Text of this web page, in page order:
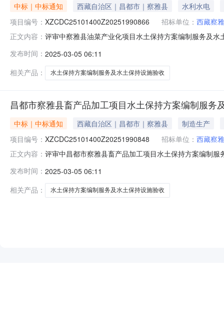
中标｜中标通知 西藏自治区｜昌都市｜察雅县
水利水电
项目编号： XZCDC25101400Z20251990866 招标单位： 西藏察
正文内容： 评审中察雅县油菜产业化项目水土保持方案编制服务及
文件下载1预览1联系人：***报名结束时间：2025-03-
发布时间： 2025-03-05 06:11
相关产品：
水土保持方案编制服务及水土保持设施验收
昌都市察雅县畜产品加工项目水土保持方案编制服务
中标｜中标通知 西藏自治区｜昌都市｜察雅县
制造生产
项目编号： XZCDC25101400Z20251990848 招标单位： 西藏察
正文内容： 评审中昌都市察雅县畜产品加工项目水土保持方案编制
局需求文件：文件下载1预览1联系人：***报名结束时间
发布时间： 2025-03-05 06:11
相关产品：
水土保持方案编制服务及水土保持设施验收